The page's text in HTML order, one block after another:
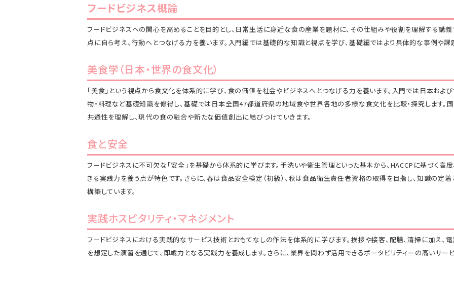
フードビジネス概論
フードビジネスへの関心を高めることを目的とし、日常生活に身近な食の産業を題材に、その仕組みや役割を理解する講義
点に自ら考え、行動へとつなげる力を養います。入門編では基礎的な知識と視点を学び、基礎編ではより具体的な事例や課
美食学（日本・世界の食文化）
「美食」という視点から食文化を体系的に学び、食の価値を社会やビジネスへとつなげる力を養います。入門では日本およ
物・料理など基礎知識を修得し、基礎では日本全国47都道府県の地域食や世界各地の多様な食文化を比較・探究します。
共通性を理解し、現代の食の融合や新たな価値創出に結びつけていきます。
食と安全
フードビジネスに不可欠な「安全」を基礎から体系的に学びます。手洗いや衛生管理といった基本から、HACCPに基づく高
きる実践力を養う点が特色です。さらに、春は食品安全検定（初級）、秋は食品衛生責任者資格の取得を目指し、知識の定
構築しています。
実践ホスピタリティ・マネジメント
フードビジネスにおける実践的なサービス技術とおもてなしの作法を体系的に学びます。挨拶や接客、配膳、清掃に加え、
を想定した演習を通じて、即戦力となる実践力を養成します。さらに、業界を問わず活用できるポータビリティーの高いサー